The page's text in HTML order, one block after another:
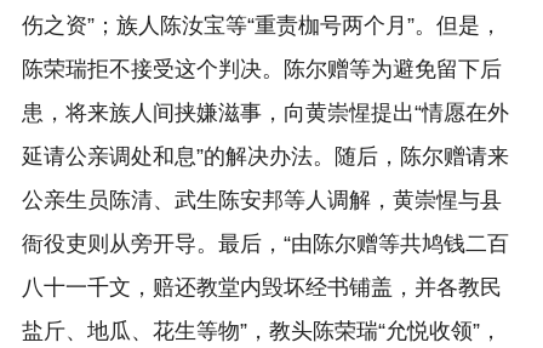
伤之资”；族人陈汝宝等“重责枷号两个月”。但是，
陈荣瑞拒不接受这个判决。陈尔赠等为避免留下后
患，将来族人间挟嫌滋事，向黄崇惺提出“情愿在外
延请公亲调处和息”的解决办法。随后，陈尔赠请来
公亲生员陈清、武生陈安邦等人调解，黄崇惺与县
衙役吏则从旁开导。最后，“由陈尔赠等共鸠钱二百
八十一千文，赔还教堂内毁坏经书铺盖，并各教民
盐斤、地瓜、花生等物”，教头陈荣瑞“允悦收领”，